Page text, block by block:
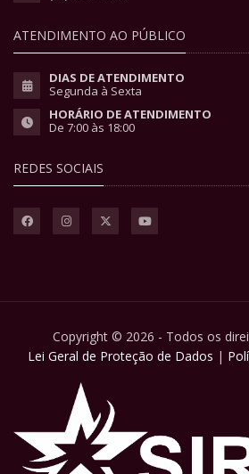
ATENDIMENTO AO PÚBLICO
DIAS DE ATENDIMENTO
Segunda à Sexta
HORÁRIO DE ATENDIMENTO
De 7:00 às 18:00
REDES SOCIAIS
Copyright © 2026 - Todos os
Lei Geral de Proteção de Dados |